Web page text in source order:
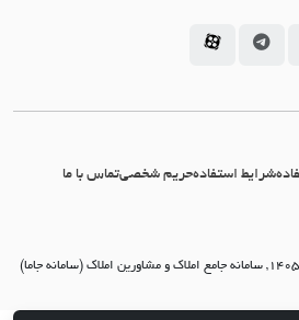
در توئیتر
سامانه جاما در لینکداین
سامانه جاما در تلگرام
سامانه جاما در آپارات
شرایط استفادهحریم شخصیتماس با ما